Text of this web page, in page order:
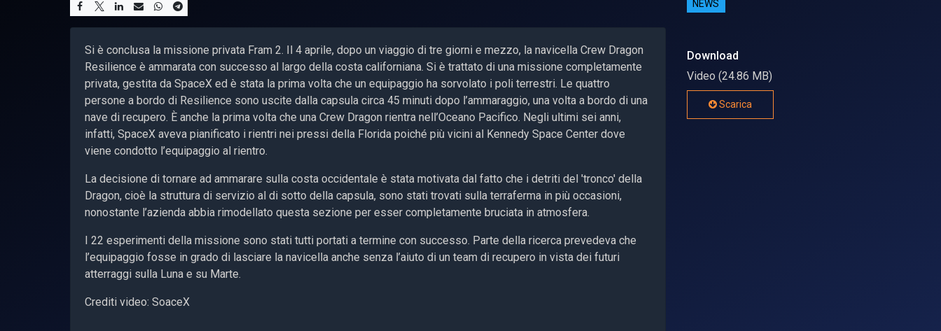
Si è conclusa la missione privata Fram 2. Il 4 aprile, dopo un viaggio di tre giorni e mezzo, la navicella Crew Dragon
Resilience è ammarata con successo al largo della costa californiana. Si è trattato di una missione completamente
privata, gestita da SpaceX ed è stata la prima volta che un equipaggio ha sorvolato i poli terrestri. Le quattro
persone a bordo di Resilience sono uscite dalla capsula circa 45 minuti dopo l’ammaraggio, una volta a bordo di una
nave di recupero. È anche la prima volta che una Crew Dragon rientra nell’Oceano Pacifico. Negli ultimi sei anni,
infatti, SpaceX aveva pianificato i rientri nei pressi della Florida poiché più vicini al Kennedy Space Center dove
viene condotto l’equipaggio al rientro.
La decisione di tornare ad ammarare sulla costa occidentale è stata motivata dal fatto che i detriti del 'tronco' della
Dragon, cioè la struttura di servizio al di sotto della capsula, sono stati trovati sulla terraferma in più occasioni,
nonostante l’azienda abbia rimodellato questa sezione per esser completamente bruciata in atmosfera.
I 22 esperimenti della missione sono stati tutti portati a termine con successo. Parte della ricerca prevedeva che
l’equipaggio fosse in grado di lasciare la navicella anche senza l’aiuto di un team di recupero in vista dei futuri
atterraggi sulla Luna e su Marte.
Crediti video: SoaceX
NEWS
Download
Video (24.86 MB)
Scarica